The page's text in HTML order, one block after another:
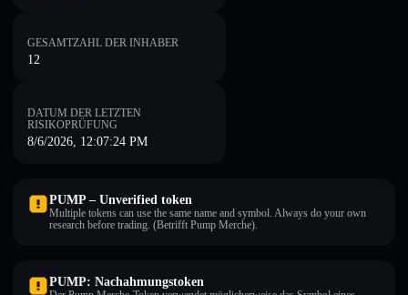
GESAMTZAHL DER INHABER
12
DATUM DER LETZTEN
RISIKOPRÜFUNG
8/6/2026, 12:07:24 PM
PUMP – Unverified token
Multiple tokens can use the same name and symbol. Always do your own
research before trading. (Betrifft Pump Merche).
PUMP: Nachahmungstoken